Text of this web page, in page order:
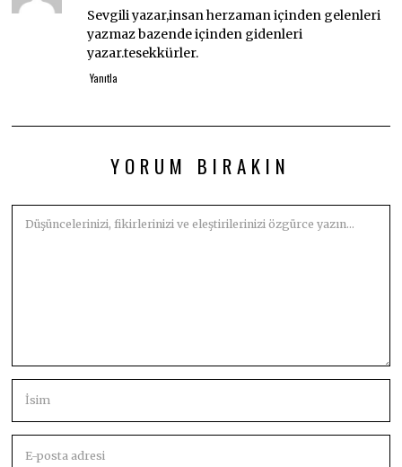
ki:
Sevgili yazar,insan herzaman içinden gelenleri
yazmaz bazende içinden gidenleri
yazar.tesekkürler.
Yanıtla
YORUM BIRAKIN